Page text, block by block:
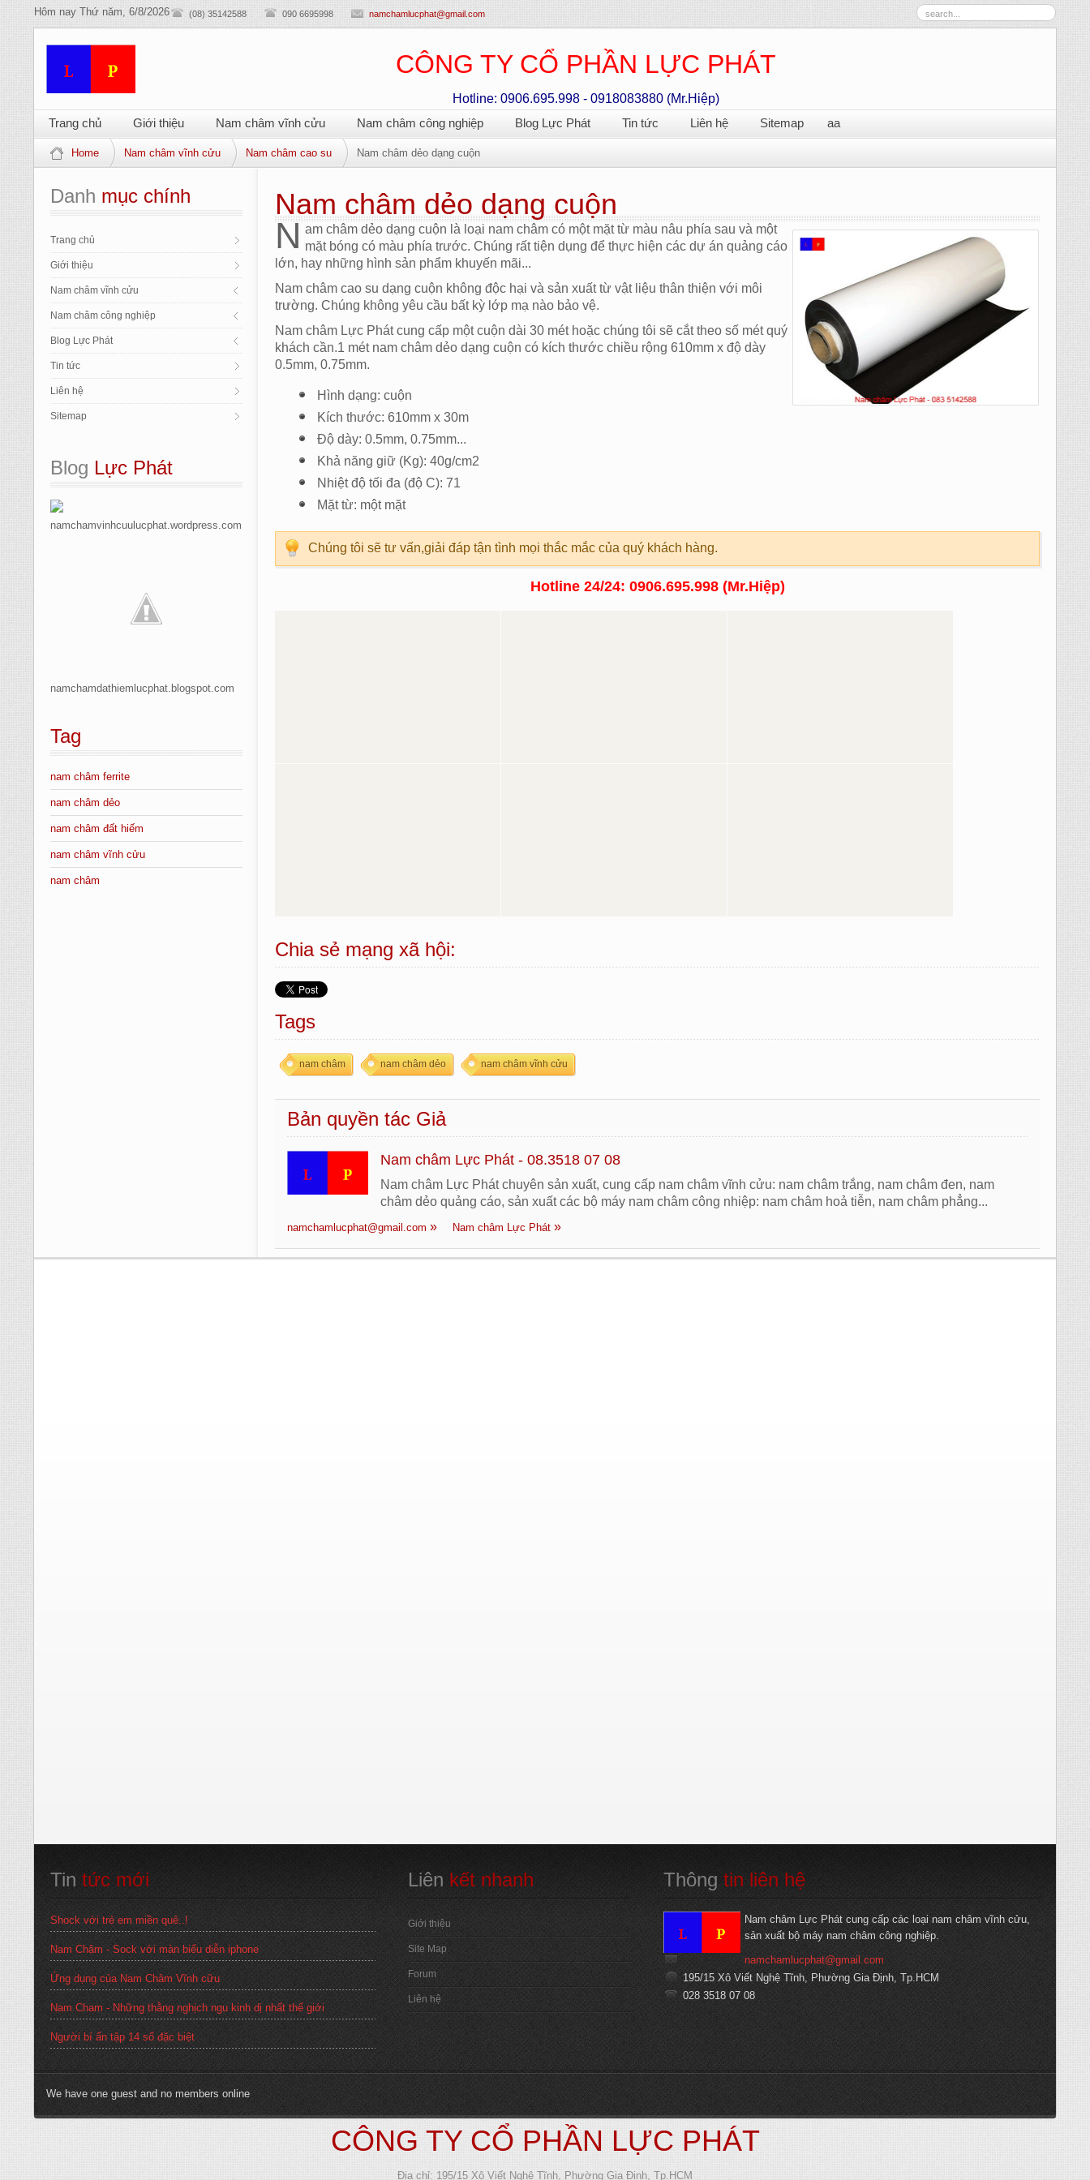
Hôm nay Thứ năm, 6/8/2026 (08) 35142588 090 6695998 namchamlucphat@gmail.com
CÔNG TY CỔ PHẦN LỰC PHÁT
Hotline: 0906.695.998 - 0918083880 (Mr.Hiệp)
Trang chủ
Giới thiệu Nam châm vĩnh cửu Nam châm công nghiệp Blog Lực Phát Tin tức Liên hệ Sitemap aa
Home Nam châm vĩnh cửu Nam châm cao su Nam châm dẻo dạng cuộn
Nam châm dẻo dạng cuộn
N am châm dẻo dạng cuộn là loại nam châm có một mặt từ màu nâu phía sau và một
mặt bóng có màu phía trước. Chúng rất tiện dụng để thực hiện các dự án quảng cáo
lớn, hay những hình sản phẩm khuyến mãi...
Nam châm cao su dạng cuộn không độc hại và sản xuất từ vật liệu thân thiện với môi
trường. Chúng không yêu cầu bất kỳ lớp mạ nào bảo vệ.
Nam châm Lực Phát cung cấp một cuộn dài 30 mét hoặc chúng tôi sẽ cắt theo số mét quý
khách cần.1 mét nam châm dẻo dạng cuộn có kích thước chiều rộng 610mm x độ dày
0.5mm, 0.75mm.
Hình dạng: cuộn
Kích thước: 610mm x 30m
Độ dày: 0.5mm, 0.75mm...
Khả năng giữ (Kg): 40g/cm2
Nhiệt độ tối đa (độ C): 71
Mặt từ: một mặt
Chúng tôi sẽ tư vấn,giải đáp tận tình mọi thắc mắc của quý khách hàng.
Hotline 24/24: 0906.695.998 (Mr.Hiệp)
Chia sẻ mạng xã hội:
Tags
nam châm nam châm dẻo nam châm vĩnh cửu
Bản quyền tác Giả
Nam châm Lực Phát - 08.3518 07 08
Nam châm Lực Phát chuyên sản xuất, cung cấp nam châm vĩnh cửu: nam châm trắng, nam châm đen, nam
châm dẻo quảng cáo, sản xuất các bộ máy nam châm công nhiệp: nam châm hoả tiễn, nam châm phẳng...
namchamlucphat@gmail.com Nam châm Lực Phát
Danh mục chính
Trang chủ
Giới thiệu
Nam châm vĩnh cửu
Nam châm công nghiệp
Blog Lực Phát
Tin tức
Liên hệ
Sitemap
Blog Lực Phát
namchamvinhcuulucphat.wordpress.com
namchamdathiemlucphat.blogspot.com
Tag
nam châm ferrite
nam châm dẻo
nam châm đất hiếm
nam châm vĩnh cửu
nam châm
Tin tức mới
Shock với trẻ em miền quê..!
Nam Châm - Sock với màn biểu diễn iphone
Ứng dụng của Nam Châm Vĩnh cữu
Nam Cham - Những thằng nghịch ngu kinh dị nhất thế giới
Người bí ẩn tập 14 số đặc biệt
Liên kết nhanh
Giới thiệu
Site Map
Forum
Liên hệ
Thông tin liên hệ
Nam châm Lực Phát cung cấp các loại nam châm vĩnh cửu,
sản xuất bộ máy nam châm công nghiệp.
namchamlucphat@gmail.com
195/15 Xô Viết Nghệ Tĩnh, Phường Gia Định, Tp.HCM
028 3518 07 08
We have one guest and no members online
CÔNG TY CỔ PHẦN LỰC PHÁT
Địa chỉ: 195/15 Xô Viết Nghệ Tĩnh, Phường Gia Định, Tp.HCM